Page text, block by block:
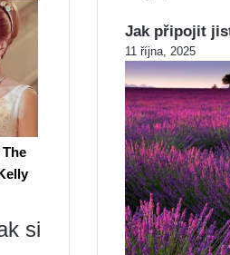
si
Jak připojit
11 října, 2025